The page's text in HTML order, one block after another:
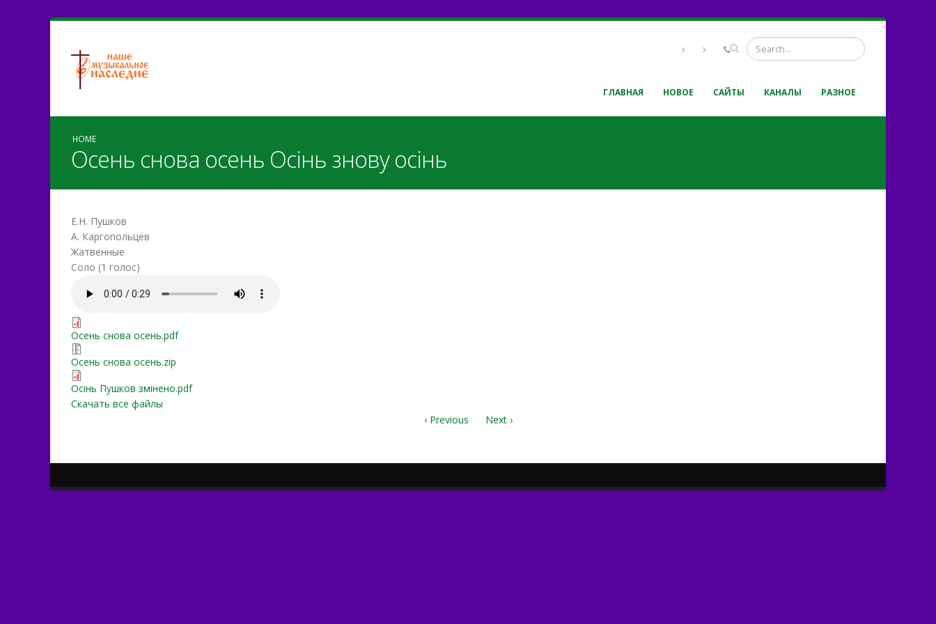
ГЛАВНАЯ НОВОЕ САЙТЫ КАНАЛЫ РАЗНОЕ
HOME
Осень снова осень Осінь знову осінь
Е.Н. Пушков
А. Каргопольцев
Жатвенные
Соло (1 голос)
Осень снова осень.mp3
Осень снова осень.pdf
Осень снова осень.pdf
Осень снова осень.zip
Осень снова осень.zip
Осінь Пушков змінено.pdf
Осінь Пушков змінено.pdf
Скачать все файлы
‹ Previous
Next ›